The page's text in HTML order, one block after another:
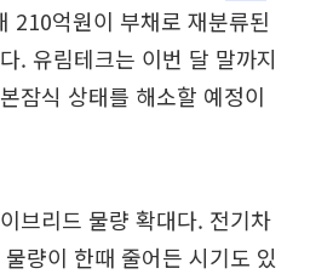
210억원이 부채로 재분류된
. 유림테크는 이번 달 말까지
잠식 상태를 해소할 예정이
브리드 물량 확대다. 전기차
량이 한때 줄어든 시기도 있